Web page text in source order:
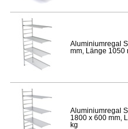
Aluminiumregal
mm, Länge 1050
Aluminiumregal
1800 x 600 mm,
kg